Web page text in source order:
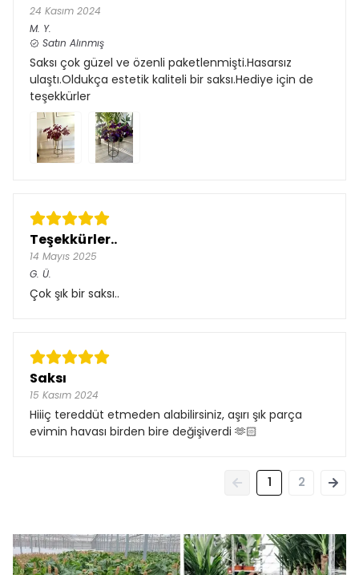
24 Kasım 2024
M. Y.
Satın Alınmış
Saksı çok güzel ve özenli paketlenmişti.Hasarsız
ulaştı.Oldukça estetik kaliteli bir saksı.Hediye için de
teşekkürler
Teşekkürler..
14 Mayıs 2025
G. Ü.
Çok şık bir saksı..
Saksı
15 Kasım 2024
Hiiiç tereddüt etmeden alabilirsiniz, aşırı şık parça
evimin havası birden bire değişiverdi 🫶🏻
1 2